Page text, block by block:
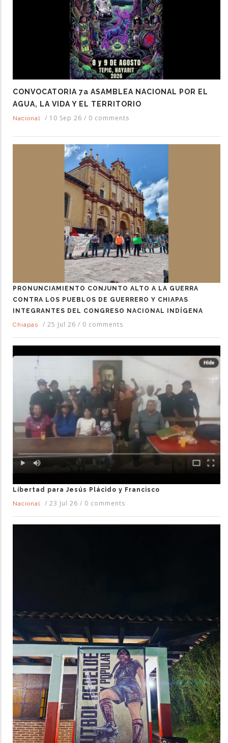
CONVOCATORIA 7a ASAMBLEA NACIONAL POR EL
AGUA, LA VIDA Y EL TERRITORIO
Nacional / 10 Sep 26 / 0 comments
PRONUNCIAMIENTO CONJUNTO ALTO A LA GUERRA
CONTRA LOS PUEBLOS DE GUERRERO Y CHIAPAS
INTEGRANTES DEL CONGRESO NACIONAL INDÍGENA
Chiapas
/ 25 Jul 26 / 0 comments
Libertad para Jesús Plácido y Francisco
Nacional
/ 23 Jul 26 / 0 comments